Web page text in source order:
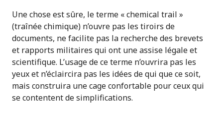
Une chose est sûre, le terme « chemical trail »
(traînée chimique) n’ouvre pas les tiroirs de
documents, ne facilite pas la recherche des brevets
et rapports militaires qui ont une assise légale et
scientifique. L’usage de ce terme n’ouvrira pas les
yeux et n’éclaircira pas les idées de qui que ce soit,
mais construira une cage confortable pour ceux qui
se contentent de simplifications.